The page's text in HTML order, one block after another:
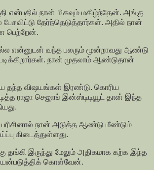
என்பதில் நான் மிகவும் மகிழ்ந்தேன். அங்கு
தேர்ந்தெடுத்தார்கள். அதில் நான்
பெற்றேன்.
என்னுடன் வந்த பலரும் மூன்றாவது ஆண்டு
நான் முதலாம் ஆண்டுதான்
தந்த விஷயங்கள் இரண்டு. கொரிய
ராஜா செஜாங் இன்ஸ்டிடியூட் தான் இந்த
நான் அடுத்த ஆண்டு மீண்டும்
கிடைத்துள்ளது.
தங்கி இருந்து மேலும் அதிகமாக கற்க இந்த
கொள்வேன்.